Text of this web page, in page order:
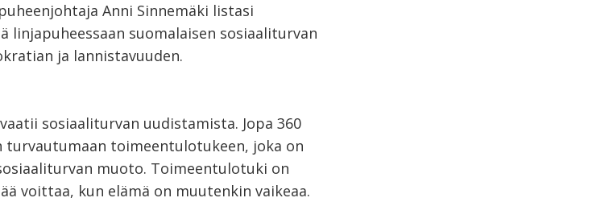
Anni Sinnemäki listasi
linjapuheessaan suomalaisen sosiaaliturvan
ja lannistavuuden.
sosiaaliturvan uudistamista. Jopa 360
turvautumaan toimeentulotukeen, joka on
muoto. Toimeentulotuki on
voittaa, kun elämä on muutenkin vaikeaa.